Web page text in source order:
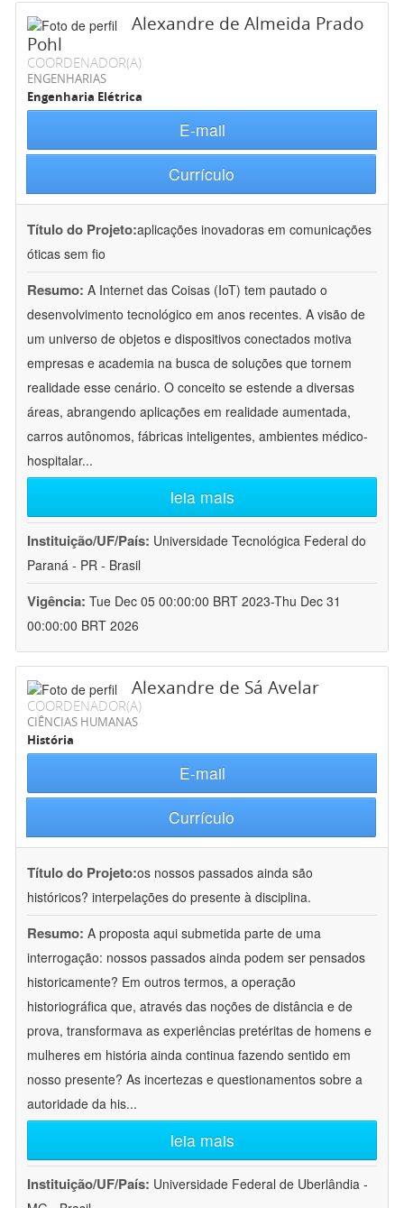
Alexandre de Almeida Prado
Pohl
COORDENADOR(A)
ENGENHARIAS
Engenharia Elétrica
E-mail
Currículo
Título do Projeto:aplicações inovadoras em comunicações
óticas sem fio
Resumo: A Internet das Coisas (IoT) tem pautado o
desenvolvimento tecnológico em anos recentes. A visão de
um universo de objetos e dispositivos conectados motiva
empresas e academia na busca de soluções que tornem
realidade esse cenário. O conceito se estende a diversas
áreas, abrangendo aplicações em realidade aumentada,
carros autônomos, fábricas inteligentes, ambientes médico-
hospitalar...
leia mais
Instituição/UF/País: Universidade Tecnológica Federal do
Paraná - PR - Brasil
Vigência: Tue Dec 05 00:00:00 BRT 2023-Thu Dec 31
00:00:00 BRT 2026
Alexandre de Sá Avelar
COORDENADOR(A)
CIÊNCIAS HUMANAS
História
E-mail
Currículo
Título do Projeto:os nossos passados ainda são
históricos? interpelações do presente à disciplina.
Resumo: A proposta aqui submetida parte de uma
interrogação: nossos passados ainda podem ser pensados
historicamente? Em outros termos, a operação
historiográfica que, através das noções de distância e de
prova, transformava as experiências pretéritas de homens e
mulheres em história ainda continua fazendo sentido em
nosso presente? As incertezas e questionamentos sobre a
autoridade da his...
leia mais
Instituição/UF/País: Universidade Federal de Uberlândia -